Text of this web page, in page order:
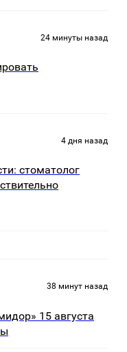
24 минуты назад
4 дня назад
стоматолог
38 минут назад
15 августа